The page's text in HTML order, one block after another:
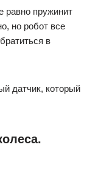
равно пружинит
но робот все
в
датчик, который